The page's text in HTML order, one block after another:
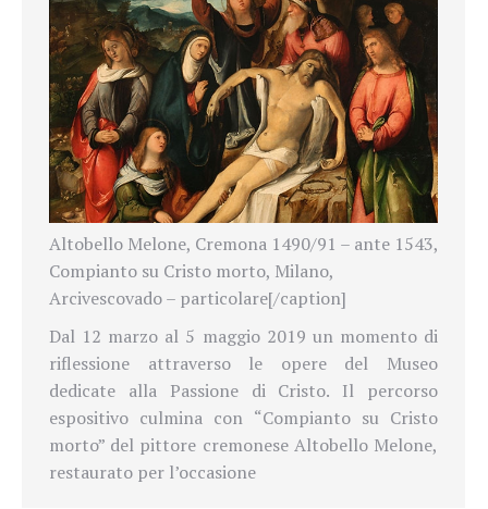
Altobello Melone, Cremona 1490/91 – ante 1543,
Compianto su Cristo morto, Milano,
Arcivescovado – particolare[/caption]
Dal 12 marzo al 5 maggio 2019 un momento di
riflessione attraverso le opere del Museo
dedicate alla Passione di Cristo. Il percorso
espositivo culmina con “Compianto su Cristo
morto” del pittore cremonese Altobello Melone,
restaurato per l’occasione